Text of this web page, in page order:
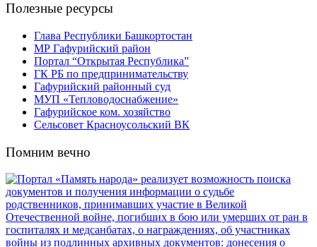
Полезные ресурсы
Глава Республики Башкортостан
МР Гафурийский район
Портал “Открытая Республика”
ГК РБ по предпринимательству
Гафурийский районный суд
МУП «Тепловодоснабжение»
Гафурийское ком. хозяйство
Сельсовет Красноусольский ВК
Помним вечно